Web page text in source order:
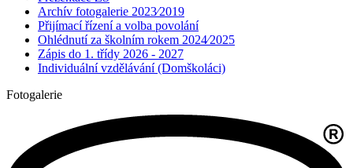
Archív fotogalerie 2023⁄2019
Přijímací řízení a volba povolání
Ohlédnutí za školním rokem 2024⁄2025
Zápis do 1. třídy 2026 - 2027
Individuální vzdělávání (Domškoláci)
Fotogalerie